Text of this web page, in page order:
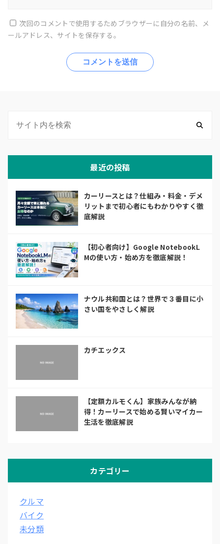
次回のコメントで使用するためブラウザーに自分の名前、メ
ールアドレス、サイトを保存する。
最近の投稿
カーリースとは？仕組み・料金・デメ
リットまで初心者にもわかりやすく徹
底解説
【初心者向け】Google NotebookL
Mの使い方・始め方を徹底解説！
ナウル共和国とは？世界で３番目に小
さい国をやさしく解説
カチエックス
【定額カルモくん】家族みんなが納
得！カーリースで始める賢いマイカー
生活を徹底解説
カテゴリー
クルマ
バイク
未分類